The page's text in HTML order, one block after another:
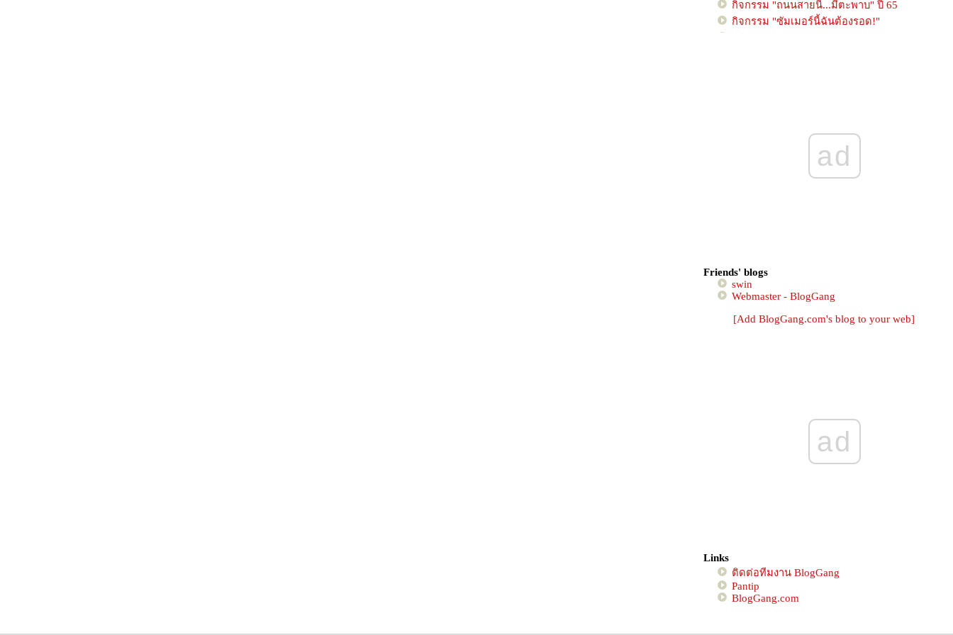
กิจกรรม "ถนนสายนี้...มีตะพาบ" ปี 65
กิจกรรม "ซัมเมอร์นี้ฉันต้องรอด!"
กิจกรรม "ถนนสายนี้...มีตะพาบ" ปี 62
กิจกรรม "Food For Fun : Hot Wok Mission
Return ปฏิบัติการกระทะร้อนไร้พรมแดน" ปี 62
กิจกรรม "ถนนสายนี้...มีตะพาบ" ปี 60
กิจกรรม "ลุย! ล่า! ท้าเขียน"
กิจกรรม Review Books "เล่มนี้ของพี่ดียังไง?"
บล็อกแก๊ง...ตะลุยเมืองโบราณ!!!
กิจกรรม "BlogGang Go Green ช่วยโลกช่ว
กิจกรรม Review "เขียนคิ้วเป๊ะ"
BlogGang's Sky Rally in Town
กิจกรรม Review เมนูของหวาน ทานลืมร้อน
ad
Friends' blogs
swin
Webmaster - BlogGang
[Add BlogGang.com's blog to your web]
ad
Links
ติดต่อทีมงาน BlogGang
Pantip
BlogGang.com